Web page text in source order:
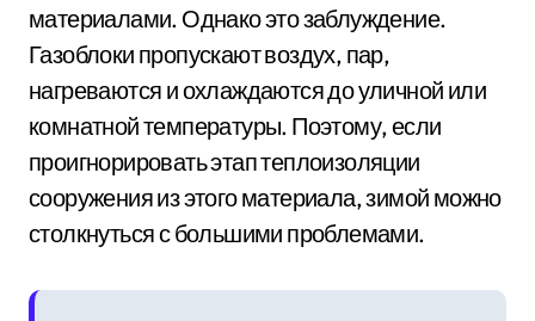
материалами. Однако это заблуждение.
Газоблоки пропускают воздух, пар,
нагреваются и охлаждаются до уличной или
комнатной температуры. Поэтому, если
проигнорировать этап теплоизоляции
сооружения из этого материала, зимой можно
столкнуться с большими проблемами.